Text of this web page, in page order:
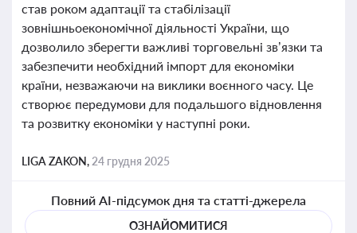
став роком адаптації та стабілізації
зовнішньоекономічної діяльності України, що
дозволило зберегти важливі торговельні зв’язки та
забезпечити необхідний імпорт для економіки
країни, незважаючи на виклики воєнного часу. Це
створює передумови для подальшого відновлення
та розвитку економіки у наступні роки.
LIGA ZAKON, 24 грудня 2025
Повний AI-підсумок дня та статті-джерела
ОЗНАЙОМИТИСЯ